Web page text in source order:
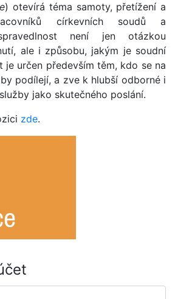
) otevírá téma samoty, přetížení a
církevních soudů a
není jen otázkou
ale i způsobu, jakým je soudní
je určen především těm, kdo se na
podílejí, a zve k hlubší odborné i
jako skutečného poslání.
zde.